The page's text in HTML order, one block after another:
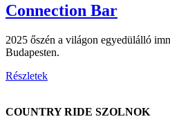
Connection Bar
2025 őszén a világon egyedülálló
Budapesten.
Részletek
COUNTRY RIDE SZOLNOK